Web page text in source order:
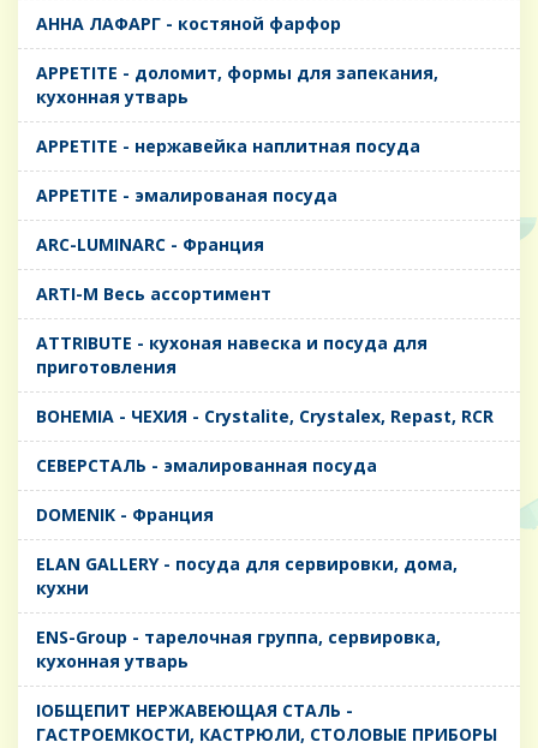
AHHA ЛАФАРГ - костяной фарфор
APPETITE - доломит, формы для запекания,
кухонная утварь
APPETITE - нержавейка наплитная посуда
APPETITE - эмалированая посуда
ARC-LUMINARC - Франция
ARTI-M Весь ассортимент
ATTRIBUTE - кухоная навеска и посуда для
приготовления
BOHEMIA - ЧЕХИЯ - Crystalite, Crystalex, Repast, RCR
CЕВЕРСТАЛЬ - эмалированная посуда
DOMENIK - Франция
ELAN GALLERY - посуда для сервировки, дома,
кухни
ENS-Group - тарелочная группа, сервировка,
кухонная утварь
IОБЩЕПИТ НЕРЖАВЕЮЩАЯ СТАЛЬ -
ГАСТРОЕМКОСТИ, КАСТРЮЛИ, СТОЛОВЫЕ ПРИБОРЫ